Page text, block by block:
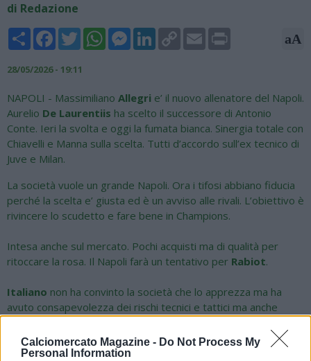
Calciomercato Magazine - Do Not Process My
Personal Information
di Redazione
Share FacebookTwitterWhatsAppMessengerLinkedInCopy
Link
Email aA
28/05/2026 - 19:11
NAPOLI - Massimiliano Allegri e’ il nuovo allenatore del Napoli.
Aurelio De Laurentiis ha scelto il successore di Antonio
Conte. Ieri la svolta e oggi la fumata bianca. Sinergia totale con
Chiavelli e Manna sulla scelta. Tutti d’accordo sull’ex tecnico di
Juve e Milan.
La società vuole un grande Napoli. Ora i tifosi abbiano fiducia
perché la scelta e’ giusta ed è un avviso alle rivali. L’obiettivo è
rivincere lo scudetto e fare bene in Champions.
Intesa anche sul mercato. Pochi acquisti ma di qualità per
ritoccare la rosa. Il Napoli farà un tentativo per Rabiot.
Italiano non ha convinto la società che lo apprezza ma ha
avuto consapevolezza dei rischi tecnici e tattici ma anche
necessaria una certezza e Allegri lo è. L’ex allenatore del
Bologna ora e’ tra i nomi valutati dal Milan, confermata